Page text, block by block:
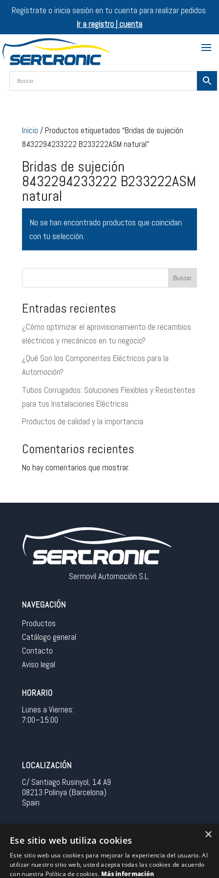
Regístrate o inicia sesión en tu cuenta para realizar pedidos.
Ir a registro | cuenta
Inicio / Productos etiquetados “Bridas de sujeción
8432294233222 B233222ASM natural”
Bridas de sujeción
8432294233222 B233222ASM
natural
No se han encontrado productos que coincidan
con tu selección.
Buscar
Entradas recientes
¿Cómo optimizar el aprovisionamiento de recambios
eléctricos y mecánicos en tu negocio?
¿Qué Son los Componentes Eléctricos para la
Automoción?
Tubos Corrugados: Soluciones Flexibles y Resistentes
para tus Instalaciones Eléctricas
Productos de calidad y la importancia
Comentarios recientes
No hay comentarios que mostrar.
Sermovil Automoción S.L.
NAVEGACIÓN
Productos
Catálogo general
Contacto
Aviso legal
HORARIO
Lunes a Viernes:
7:00–15:00
LOCALIZACIÓN
C/ Santiago Rusinyol, 14 A9
08213 Polinya (Barcelona)
Spain
Tel 0034 93 713 37 30
sermovil@sertronic.es
×
Ese sitio web utiliza cookies
Este sitio web usa cookies para mejorar la experiencia del usuario. Al
utilizar nuestro sitio web, usted acepta todas las cookies de acuerdo
con nuestra Política de cookies. Más información